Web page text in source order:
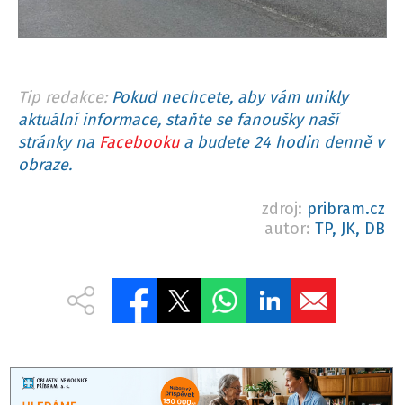
Tip redakce: Pokud nechcete, aby vám unikly
aktuální informace, staňte se fanoušky naší
stránky na Facebookua budete 24 hodin denně v
obraze.
zdroj: pribram.cz
autor: TP, JK, DB